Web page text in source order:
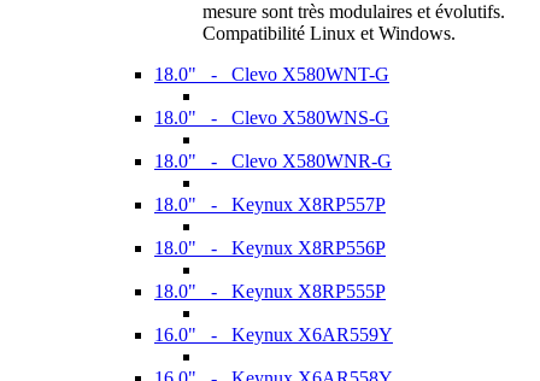
mesure sont très modulaires et évolutifs.
Compatibilité Linux et Windows.
18.0" - Clevo X580WNT-G
18.0" - Clevo X580WNS-G
18.0" - Clevo X580WNR-G
18.0" - Keynux X8RP557P
18.0" - Keynux X8RP556P
18.0" - Keynux X8RP555P
16.0" - Keynux X6AR559Y